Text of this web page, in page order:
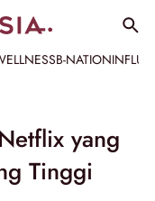
B-NATION
yang
Tinggi